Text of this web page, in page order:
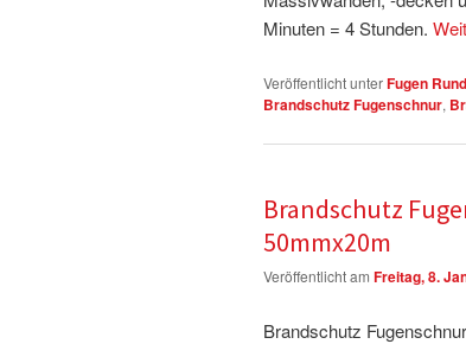
Minuten = 4 Stunden.
Veröffentlicht unterFugen
Brandschutz Fugenschnur,
Brandschutz
50mmx20m
Veröffentlicht am Freitag, 8.
Brandschutz